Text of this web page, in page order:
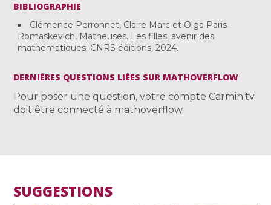
BIBLIOGRAPHIE
Clémence Perronnet, Claire Marc et Olga Paris-
Romaskevich, Matheuses. Les filles, avenir des
mathématiques. CNRS éditions, 2024.
DERNIÈRES QUESTIONS LIÉES SUR MATHOVERFLOW
Pour poser une question, votre compte Carmin.tv
doit être connecté à mathoverflow
SUGGESTIONS